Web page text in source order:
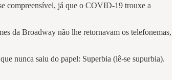
compreensível, já que o COVID-19 trouxe a
da Broadway não lhe retornavam os telefonemas,
nunca saiu do papel: Superbia (lê-se supurbia).